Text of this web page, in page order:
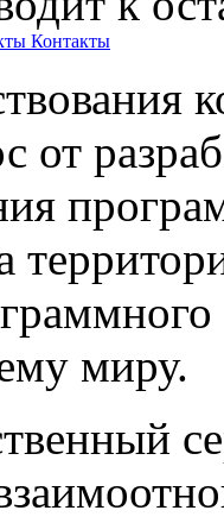
Контакты
от
миру.